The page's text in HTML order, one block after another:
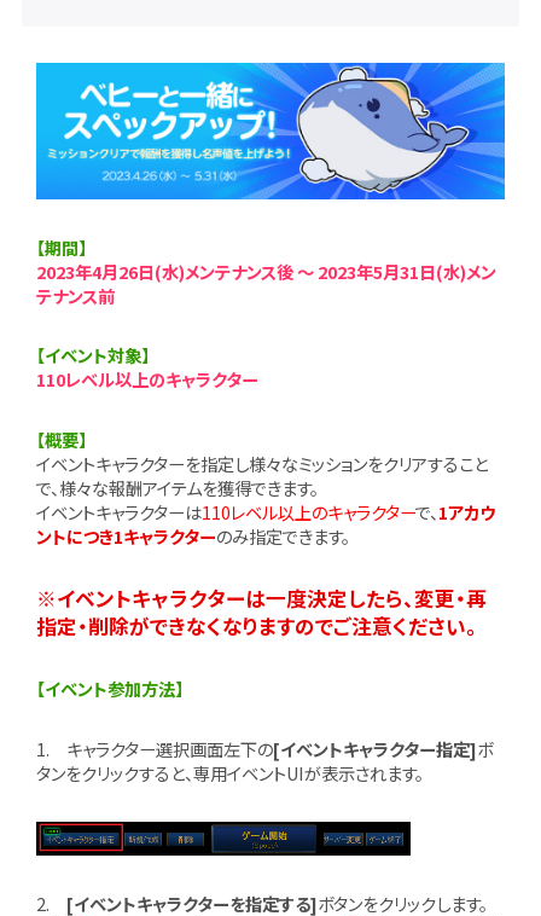
【期間】
2023年4月26日(水)メンテナンス後 ～ 2023年5月31日(水)メン
テナンス前
【イベント対象】
110レベル以上のキャラクター
【概要】
イベントキャラクターを指定し様々なミッションをクリアすること
で、様々な報酬アイテムを獲得できます。
イベントキャラクターは110レベル以上のキャラクターで、1アカウ
ントにつき1キャラクターのみ指定できます。
※イベントキャラクターは一度決定したら、変更・再
指定・削除ができなくなりますのでご注意ください。
【イベント参加方法】
1. キャラクター選択画面左下の[イベントキャラクター指定]ボ
タンをクリックすると、専用イベントUIが表示されます。
2. [イベントキャラクターを指定する]ボタンをクリックします。